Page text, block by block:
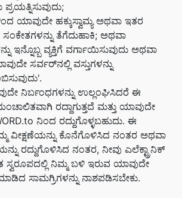
ಯಾವುದೇ ಹಕ್ಕುಸ್ವಾಮ್ಯ ಅಥವಾ ಇತರ
ಸಂಕೇತಗಳನ್ನು ತೆಗೆದುಹಾಕಿ; ಅಥವಾ
ಇನ್ನೊಬ್ಬ ವ್ಯಕ್ತಿಗೆ ವರ್ಗಾಯಿಸುವುದು ಅಥವಾ
ಸರ್ವರ್‌ನಲ್ಲಿ ವಸ್ತುಗಳನ್ನು
ನಿರ್ಬಂಧಗಳನ್ನು ಉಲ್ಲಂಘಿಸಿದರೆ ಈ
ರದ್ದಾಗುತ್ತದೆ ಮತ್ತು ಯಾವುದೇ
ನಿಂದ ರದ್ದುಗೊಳ್ಳಬಹುದು. ಈ
ವೀಕ್ಷಣೆಯನ್ನು ಕೊನೆಗೊಳಿಸಿದ ನಂತರ ಅಥವಾ
ರದ್ದುಗೊಳಿಸಿದ ನಂತರ, ನೀವು ಎಲೆಕ್ಟ್ರಾನಿಕ್
ಸ್ವರೂಪದಲ್ಲಿ ನಿಮ್ಮ ಬಳಿ ಇರುವ ಯಾವುದೇ
ಸಾಮಗ್ರಿಗಳನ್ನು ನಾಶಪಡಿಸಬೇಕು.